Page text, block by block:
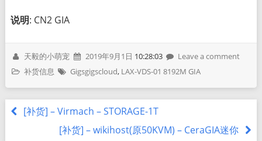
说明: CN2 GIA
天毅的小萌宠 2019年9月1日 10:28:03
Leave a comment
补货信息
Gigsgigscloud, LAX-VDS-01 8192M GIA
[补货] – Virmach – STORAGE-1T
[补货] – wikihost(原50KVM) – CeraGIA迷你